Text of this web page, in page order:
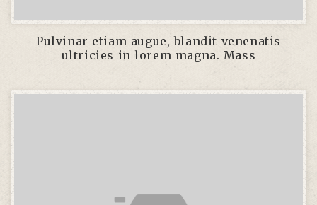
Pulvinar etiam augue, blandit venenatis
ultricies in lorem magna. Mass